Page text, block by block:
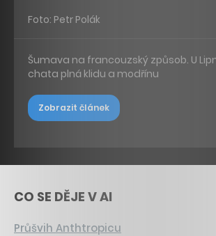
Foto: Petr Polák
Šumava na francouzský způsob. U
chata plná klidu a modřínu
Zobrazit článek
CO SE DĚJE V AI
Průšvih Anthtropicu